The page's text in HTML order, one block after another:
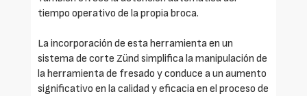
tiempo operativo de la propia broca.
La incorporación de esta herramienta en un
sistema de corte Zünd simplifica la manipulación de
la herramienta de fresado y conduce a un aumento
significativo en la calidad y eficacia en el proceso de